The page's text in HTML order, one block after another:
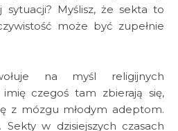
Myślisz, że sekta to
może być zupełnie
na myśl religijnych
czegoś tam zbierają się,
z mózgu młodym adeptom.
w dzisiejszych czasach